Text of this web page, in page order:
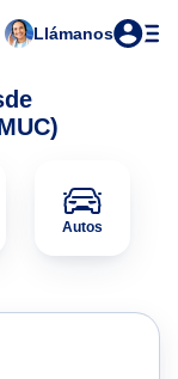
Llámanos
Autos